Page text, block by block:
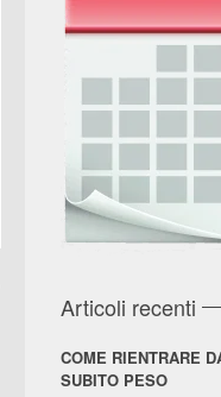
Articoli recenti
COME RIENTRARE
SUBITO PESO